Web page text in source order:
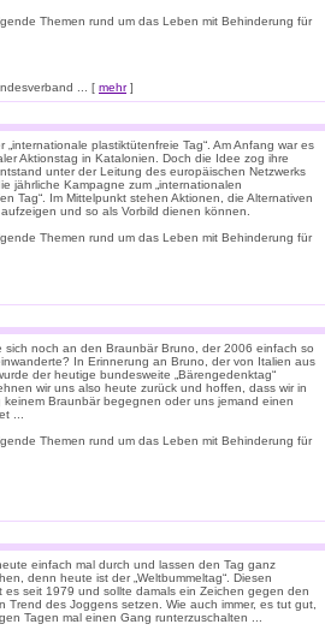
Themen rund um das Leben mit Behinderung für
... [ mehr]
„internationale plastiktütenfreie Tag“. Am Anfang war es
Aktionstag in Katalonien. Doch die Idee zog ihre
unter der Leitung des europäischen Netzwerks
jährliche Kampagne zum „internationalen
Tag“. Im Mittelpunkt stehen Aktionen, die Alternativen
und so als Vorbild dienen können.
Themen rund um das Leben mit Behinderung für
sich noch an den Braunbär Bruno, der 2006 einfach so
In Erinnerung an Bruno, der von Italien aus
der heutige bundesweite „Bärengedenktag“
wir uns also heute zurück und hoffen, dass wir in
keinem Braunbär begegnen oder uns jemand einen
...
Themen rund um das Leben mit Behinderung für
einfach mal durch und lassen den Tag ganz
denn heute ist der „Weltbummeltag“. Diesen
es seit 1979 und sollte damals ein Zeichen gegen den
Trend des Joggens setzen. Wie auch immer, es tut gut,
Tagen mal einen Gang runterzuschalten ...